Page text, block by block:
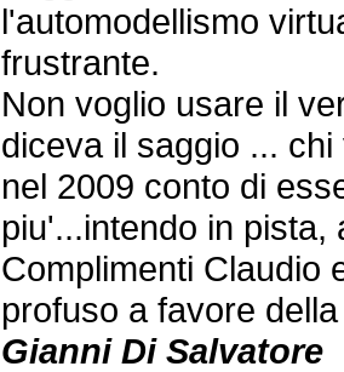
l'automodellismo
frustrante.
Non voglio usare il
diceva il saggio ...
nel 2009 conto di
piu'...intendo in
Complimenti Claudio
profuso a favore
Gianni Di Salvatore